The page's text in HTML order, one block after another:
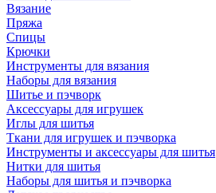
Вязание
Пряжа
Спицы
Крючки
Инструменты для вязания
Наборы для вязания
Шитье и пэчворк
Аксессуары для игрушек
Иглы для шитья
Ткани для игрушек и пэчворка
Инструменты и аксессуары для шитья
Нитки для шитья
Наборы для шитья и пэчворка